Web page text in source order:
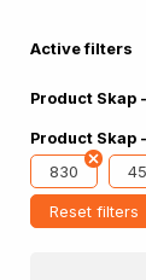
Active filters
Product Skap
Product Skap
830
Reset filters